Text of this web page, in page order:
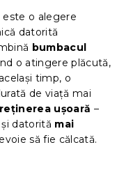
o alegere
datorită
bumbacul
o atingere plăcută,
timp, o
de viață mai
ușoară –
datorită mai
să fie călcată.